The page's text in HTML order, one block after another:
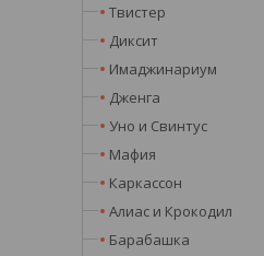
Твистер
Диксит
Имаджинариум
Дженга
Уно и Свинтус
Мафия
Каркассон
Алиас и Крокодил
Барабашка